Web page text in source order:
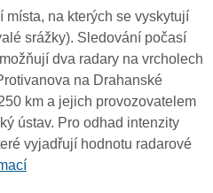
místa, na kterých se vyskytují
srážky). Sledování počasí
dva radary na vrcholech
na Drahanské
km a jejich provozovatelem
ústav. Pro odhad intenzity
vyjadřují hodnotu radarové